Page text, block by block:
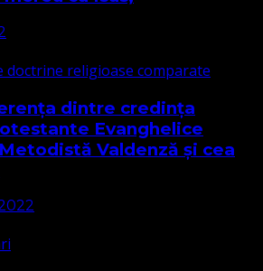
doctrine religioase comparate
dintre credința
Evanghelice
Valdenză și cea